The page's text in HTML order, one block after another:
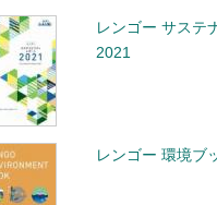
レンゴー サステ
2021
レンゴー 環境ブ